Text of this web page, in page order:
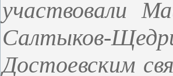
участвовали
Салтыков-
Достоевским